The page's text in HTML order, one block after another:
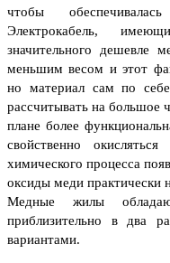
чтобы
Электрокабель,
значительного дешевле
меньшим весом и этот
но материал сам по
рассчитывать на большое
плане более
свойственно
химического процесса
оксиды меди практически
Медные жилы
приблизительно в два
вариантами.